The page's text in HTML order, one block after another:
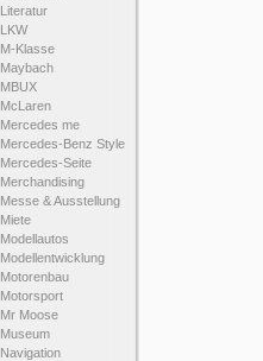
Literatur
LKW
M-Klasse
Maybach
MBUX
McLaren
Mercedes me
Mercedes-Benz Style
Mercedes-Seite
Merchandising
Messe & Ausstellung
Miete
Modellautos
Modellentwicklung
Motorenbau
Motorsport
Mr Moose
Museum
Navigation